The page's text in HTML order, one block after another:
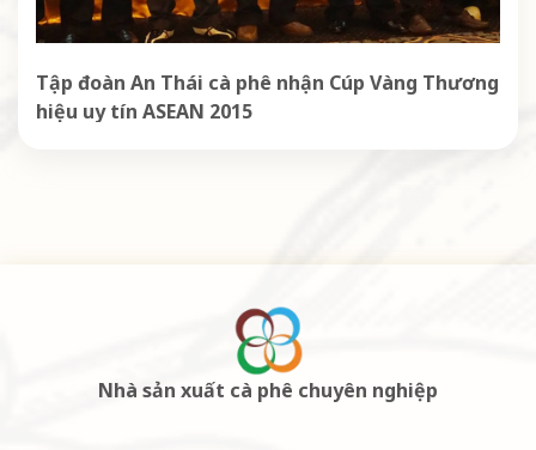
Tập đoàn An Thái cà phê nhận Cúp Vàng Thương
hiệu uy tín ASEAN 2015
Nhà sản xuất cà phê chuyên nghiệp